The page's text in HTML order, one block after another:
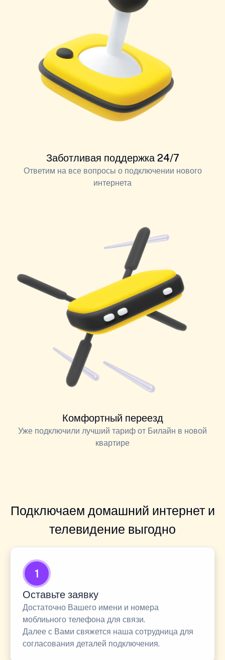
Заботливая поддержка 24/7
Ответим на все вопросы о подключении нового
интернета
Комфортный переезд
Уже подключили лучший тариф от Билайн в новой
квартире
Подключаем домашний интернет и
телевидение выгодно
1
Оставьте заявку
Достаточно Вашего имени и номера
моблиьного телефона для связи.
Далее с Вами свяжется наша сотрудница для
согласования деталей подключения.